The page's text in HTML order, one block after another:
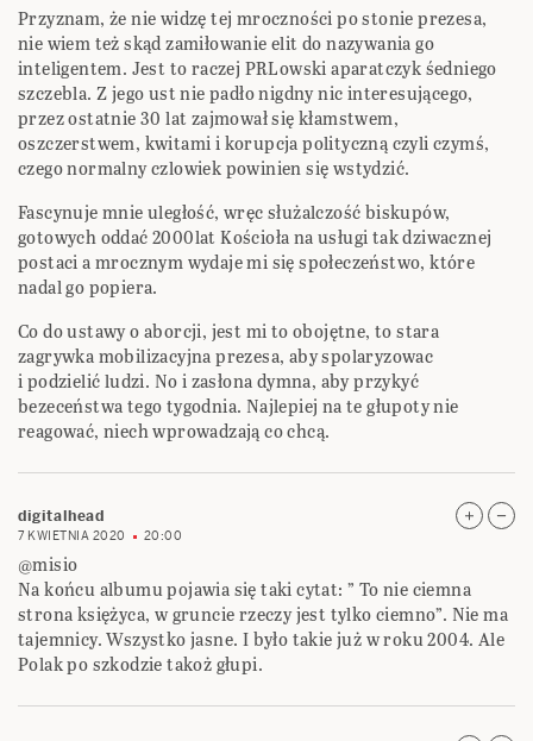
Przyznam, że nie widzę tej mroczności po stonie prezesa,
nie wiem też skąd zamiłowanie elit do nazywania go
inteligentem. Jest to raczej PRLowski aparatczyk śedniego
szczebla. Z jego ust nie padło nigdny nic interesującego,
przez ostatnie 30 lat zajmował się kłamstwem,
oszczerstwem, kwitami i korupcja polityczną czyli czymś,
czego normalny czlowiek powinien się wstydzić.
Fascynuje mnie uległość, wręc służalczość biskupów,
gotowych oddać 2000lat Kościoła na usługi tak dziwacznej
postaci a mrocznym wydaje mi się społeczeństwo, które
nadal go popiera.
Co do ustawy o aborcji, jest mi to obojętne, to stara
zagrywka mobilizacyjna prezesa, aby spolaryzowac
i podzielić ludzi. No i zasłona dymna, aby przykyć
bezeceństwa tego tygodnia. Najlepiej na te głupoty nie
reagować, niech wprowadzają co chcą.
digitalhead
7 KWIETNIA 2020 20:00
@misio
Na końcu albumu pojawia się taki cytat: ” To nie ciemna
strona księżyca, w gruncie rzeczy jest tylko ciemno”. Nie ma
tajemnicy. Wszystko jasne. I było takie już w roku 2004. Ale
Polak po szkodzie takoż głupi.